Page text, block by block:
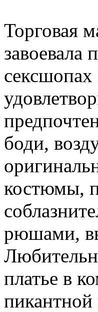
Торговая
завоевала
боди,
костюмы,
рюшами,
платье в